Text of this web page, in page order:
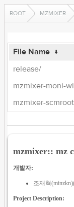
ROOT MZMIXER
File Name ↓
release/
mzmixer-moni-
mzmixer-
mzmixer:: mz
개발자:
조재혁
Project Description: